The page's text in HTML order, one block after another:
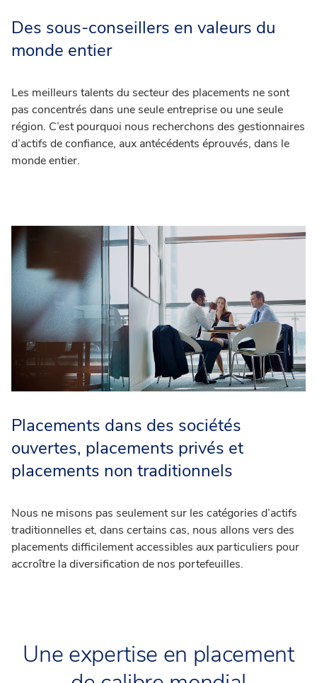
Des sous-conseillers en valeurs du
monde entier
Les meilleurs talents du secteur des placements ne sont
pas concentrés dans une seule entreprise ou une seule
région. C’est pourquoi nous recherchons des gestionnaires
d’actifs de confiance, aux antécédents éprouvés, dans le
monde entier.
Placements dans des sociétés
ouvertes, placements privés et
placements non traditionnels
Nous ne misons pas seulement sur les catégories d’actifs
traditionnelles et, dans certains cas, nous allons vers des
placements difficilement accessibles aux particuliers pour
accroître la diversification de nos portefeuilles.
Une expertise en placement